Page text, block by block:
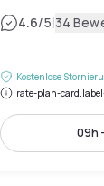
4.6/5|34
Kostenlose
rate-plan-
09h